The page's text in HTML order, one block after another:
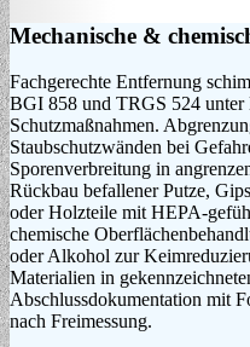
Mechanische &
Fachgerechte Entfernung
BGI 858 und TRGS 524
Schutzmaßnahmen.
Staubschutzwänden bei
Sporenverbreitung in
Rückbau befallener Putze,
oder Holzteile mit HEPA-
chemische
oder Alkohol zur
Materialien in
Abschlussdokumentation mit
nach Freimessung.